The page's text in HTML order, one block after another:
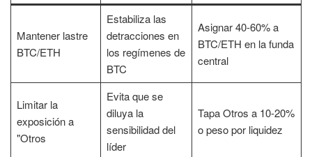
Mantener lastre
BTC/ETH
Estabiliza las
detracciones en
los regímenes de
BTC
Asignar 40-60% a
BTC/ETH en la funda
central
Limitar la
exposición a
"Otros
Evita que se
diluya la
sensibilidad del
líder
Tapa Otros a 10-20%
o peso por liquidez